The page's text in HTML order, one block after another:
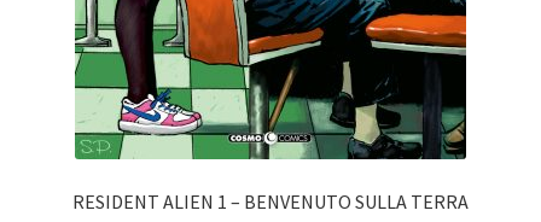
RESIDENT ALIEN 1 – BENVENUTO SULLA TERRA